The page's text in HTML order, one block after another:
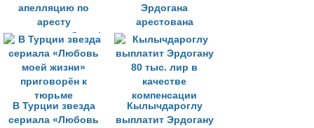
апелляцию по
аресту
журналистки Седеф
Кабаш
Эрдогана
арестована
тележурналистка
В Турции звезда
сериала «Любовь
Кылычдароглу
выплатит Эрдогану